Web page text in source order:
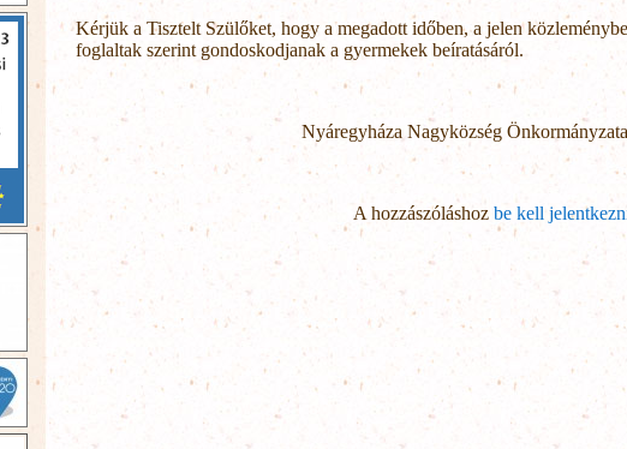
Kérjük a Tisztelt Szülőket, hogy a megadott időben, a jelen
foglaltak szerint gondoskodjanak a gyermekek beíratásáról.
Nyáregyháza Nagyközség Önkormányzata
A hozzászóláshoz be kell